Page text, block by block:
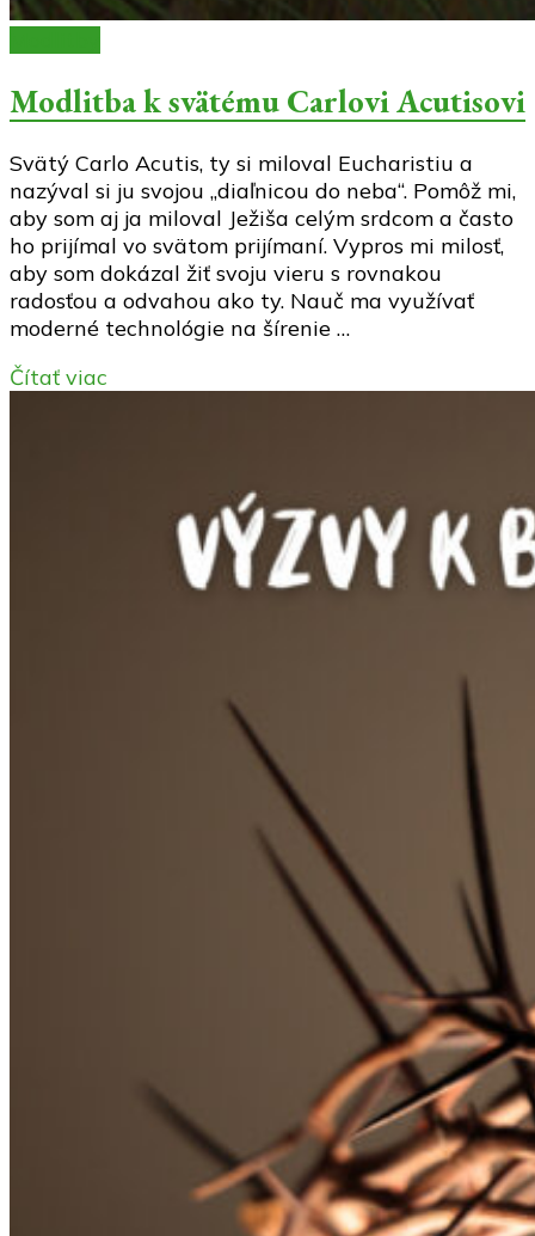
Modlitba k svätému Carlovi Acutisovi
Svätý Carlo Acutis, ty si miloval Eucharistiu a
nazýval si ju svojou „diaľnicou do neba“. Pomôž mi,
aby som aj ja miloval Ježiša celým srdcom a často
ho prijímal vo svätom prijímaní. Vypros mi milosť,
aby som dokázal žiť svoju vieru s rovnakou
radosťou a odvahou ako ty. Nauč ma využívať
moderné technológie na šírenie …
Čítať viac